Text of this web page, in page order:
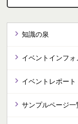
知識の泉
イベントインフォ
イベントレポート
サンプルページ一